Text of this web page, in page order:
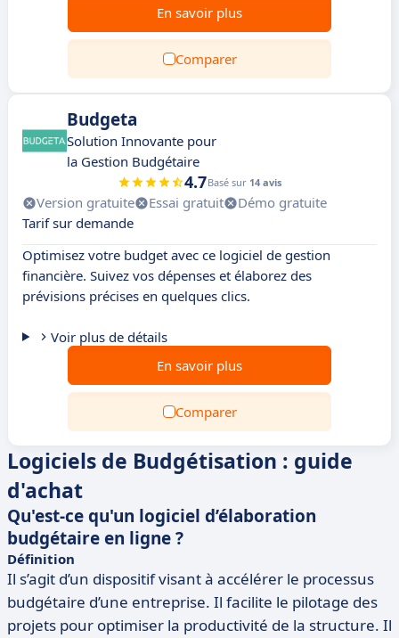
En savoir plus
Comparer
Budgeta
Solution Innovante pour
la Gestion Budgétaire
4.7Basé sur 14 avis
Version gratuite Essai gratuit
Démo gratuite
Tarif sur demande
Optimisez votre budget avec ce logiciel de gestion
financière. Suivez vos dépenses et élaborez des
prévisions précises en quelques clics.
Voir plus de détails
En savoir plus
Comparer
Logiciels de Budgétisation : guide
d'achat
Qu'est-ce qu'un logiciel d’élaboration
budgétaire en ligne ?
Définition
Il s’agit d’un dispositif visant à accélérer le processus
budgétaire d’une entreprise. Il facilite le pilotage des
projets pour optimiser la productivité de la structure. Il